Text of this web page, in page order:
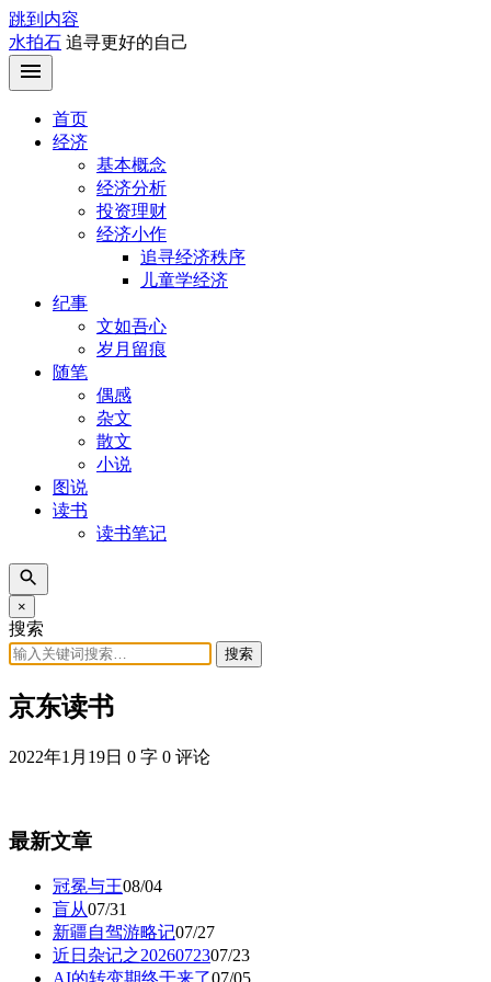
跳到内容
水拍石 追寻更好的自己
首页
经济
基本概念
经济分析
投资理财
经济小作
追寻经济秩序
儿童学经济
纪事
文如吾心
岁月留痕
随笔
偶感
杂文
散文
小说
图说
读书
读书笔记
×
搜索
搜索
京东读书
2022年1月19日 0 字 0 评论
最新文章
冠冕与王08/04
盲从07/31
新疆自驾游略记07/27
近日杂记之2026072307/23